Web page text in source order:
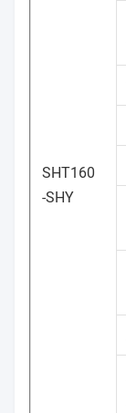
SHT160
-SHY